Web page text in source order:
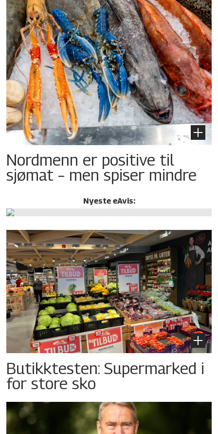
Nordmenn er positive til
sjømat – men spiser mindre
Nyeste eAvis:
Butikktesten: Supermarked i
for store sko